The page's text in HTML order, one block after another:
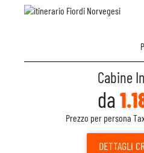
Cabine
da
Prezzo per persona
DETTAGLI